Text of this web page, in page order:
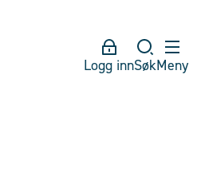
Logg innSøkMeny